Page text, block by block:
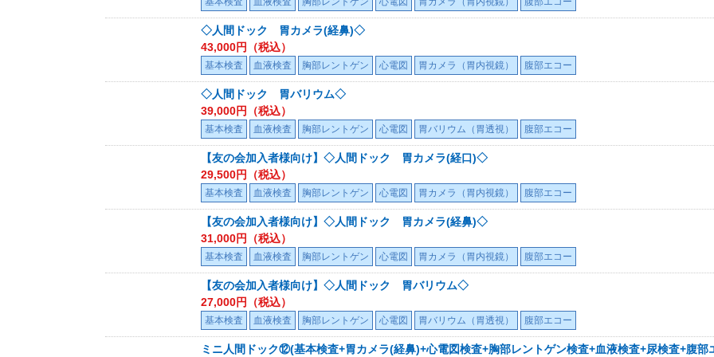
◇人間ドック 胃カメラ(経鼻)◇
43,000円（税込）
基本検査 血液検査 胸部レントゲン 心電図 胃カメラ（胃内視鏡） 腹部エコー
◇人間ドック 胃バリウム◇
39,000円（税込）
基本検査 血液検査 胸部レントゲン 心電図 胃バリウム（胃透視） 腹部エコー
【友の会加入者様向け】◇人間ドック 胃カメラ(経口)◇
29,500円（税込）
基本検査 血液検査 胸部レントゲン 心電図 胃カメラ（胃内視鏡） 腹部エコー
【友の会加入者様向け】◇人間ドック 胃カメラ(経鼻)◇
31,000円（税込）
基本検査 血液検査 胸部レントゲン 心電図 胃カメラ（胃内視鏡） 腹部エコー
【友の会加入者様向け】◇人間ドック 胃バリウム◇
27,000円（税込）
基本検査 血液検査 胸部レントゲン 心電図 胃バリウム（胃透視） 腹部エコー
ミニ人間ドック⑫(基本検査+胃カメラ(経鼻)+心電図検査+胸部レントゲン検査+血液検査+尿検査+腹部